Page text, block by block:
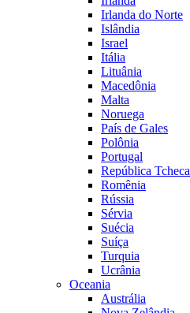
Irlanda do Norte
Islândia
Israel
Itália
Lituânia
Macedônia
Malta
Noruega
País de Gales
Polônia
Portugal
República Tcheca
Romênia
Rússia
Sérvia
Suécia
Suíça
Turquia
Ucrânia
Oceania
Austrália